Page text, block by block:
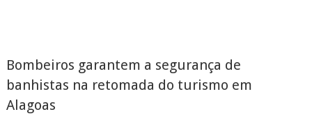
Bombeiros garantem a segurança de
banhistas na retomada do turismo em
Alagoas